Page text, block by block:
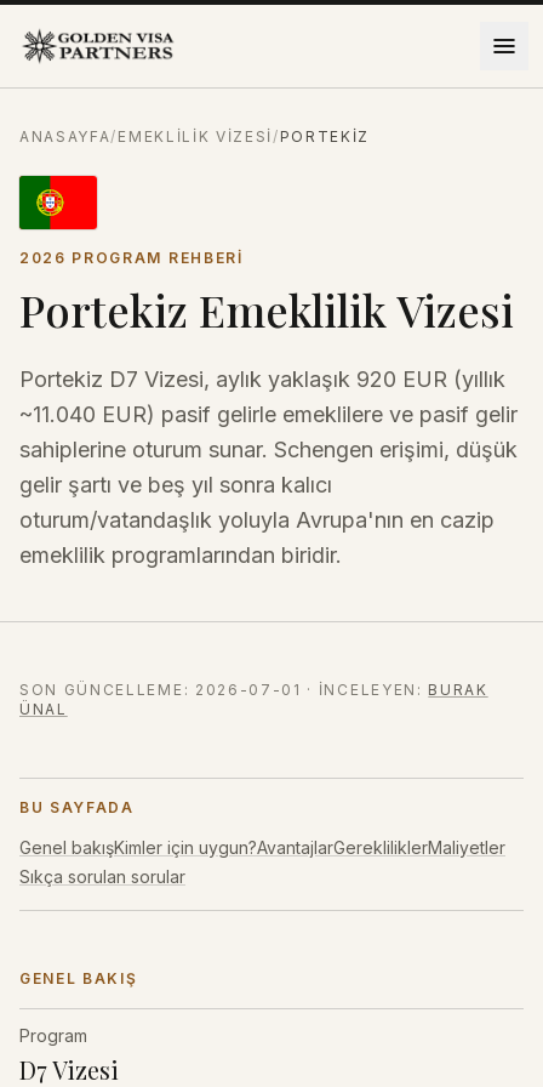
ANASAYFA/ EMEKLILIK VIZESI/ PORTEKIZ
2026 PROGRAM REHBERI
Portekiz Emeklilik Vizesi
Portekiz D7 Vizesi, aylık yaklaşık 920 EUR (yıllık
~11.040 EUR) pasif gelirle emeklilere ve pasif gelir
sahiplerine oturum sunar. Schengen erişimi, düşük
gelir şartı ve beş yıl sonra kalıcı
oturum/vatandaşlık yoluyla Avrupa'nın en cazip
emeklilik programlarından biridir.
SON GÜNCELLEME : 2026-07-01 · İNCELEYEN : BURAK
ÜNAL
BU SAYFADA
Genel bakışKimler için uygun?AvantajlarGerekliliklerMaliyetler
Sıkça sorulan sorular
GENEL BAKIŞ
Program
D7 Vizesi